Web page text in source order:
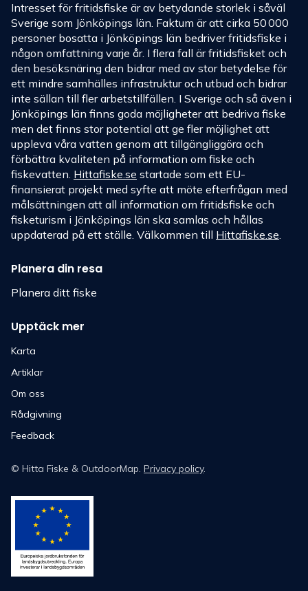
Intresset för fritidsfiske är av betydande storlek i såväl
Sverige som Jönköpings län. Faktum är att cirka 50 000
personer bosatta i Jönköpings län bedriver fritidsfiske i
någon omfattning varje år. I flera fall är fritidsfisket och
den besöksnäring den bidrar med av stor betydelse för
ett mindre samhälles infrastruktur och utbud och bidrar
inte sällan till fler arbetstillfällen. I Sverige och så även i
Jönköpings län finns goda möjligheter att bedriva fiske
men det finns stor potential att ge fler möjlighet att
uppleva våra vatten genom att tillgängliggöra och
förbättra kvaliteten på information om fiske och
fiskevatten. Hittafiske.se startade som ett EU-
finansierat projekt med syfte att möte efterfrågan med
målsättningen att all information om fritidsfiske och
fisketurism i Jönköpings län ska samlas och hållas
uppdaterad på ett ställe. Välkommen till Hittafiske.se.
Planera din resa
Planera ditt fiske
Upptäck mer
Karta
Artiklar
Om oss
Rådgivning
Feedback
© Hitta Fiske & OutdoorMap. Privacy policy.